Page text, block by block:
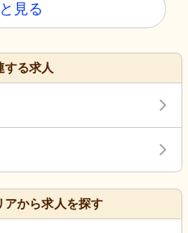
見る
する求人
アから求人を探す